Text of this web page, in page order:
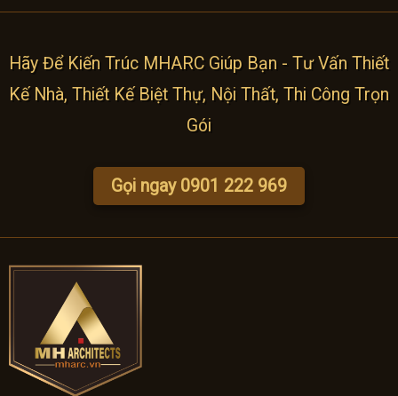
Hãy Để Kiến Trúc MHARC Giúp Bạn - Tư Vấn Thiết
Kế Nhà, Thiết Kế Biệt Thự, Nội Thất, Thi Công Trọn
Gói
Gọi ngay 0901 222 969